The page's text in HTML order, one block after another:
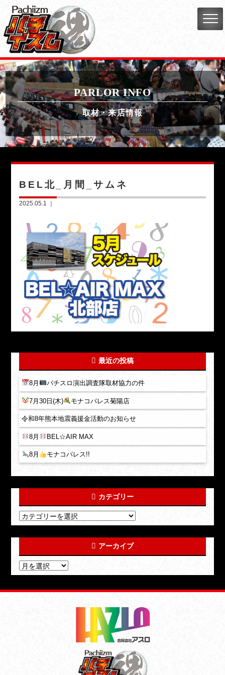
PARLOR INFO
取材・来店情報
BEL北_月間_サムネ
2025.05.1 ｜
最近の投稿
8月 パチスロ演出調査隊取材協力の件
7月30日(木) モナコパレス菊陽店
令和8年熊本地震義援金活動のお知らせ
8月 BEL☆AIR MAX
8月 モナコパレス!!
カテゴリー
アーカイブ